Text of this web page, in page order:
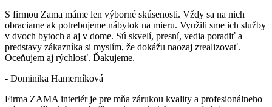
S firmou Zama máme len výborné skúsenosti. Vždy sa na nich
obraciame ak potrebujeme nábytok na mieru. Využili sme ich služby
v dvoch bytoch a aj v dome. Sú skvelí, presní, vedia poradiť a
predstavy zákazníka si myslím, že dokážu naozaj zrealizovať.
Oceňujem aj rýchlosť. Ďakujeme.
- Dominika Hamerníková
Firma ZAMA interiér je pre mňa zárukou kvality a profesionálneho